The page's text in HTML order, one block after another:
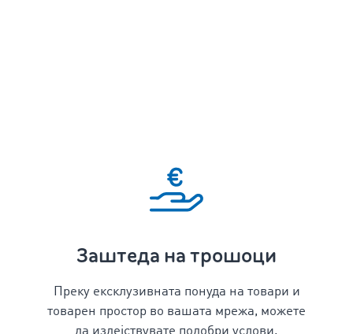
Заштеда на трошоци
Преку ексклузивната понуда на товари и
товарен простор во вашата мрежа, можете
да издејствувате подобри услови.